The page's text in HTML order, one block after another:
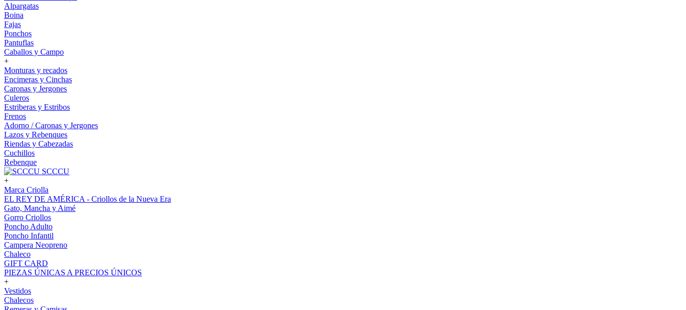
Alpargatas
Boina
Fajas
Ponchos
Pantuflas
Caballos y Campo
+
Monturas y recados
Encimeras y Cinchas
Caronas y Jergones
Culeros
Estriberas y Estribos
Frenos
Adorno / Caronas y Jergones
Lazos y Rebenques
Riendas y Cabezadas
Cuchillos
Rebenque
SCCCU
+
Marca Criolla
EL REY DE AMÉRICA - Criollos de la Nueva Era
Gato, Mancha y Aimé
Gorro Criollos
Poncho Adulto
Poncho Infantil
Campera Neopreno
Chaleco
GIFT CARD
PIEZAS ÚNICAS A PRECIOS ÚNICOS
+
Vestidos
Chalecos